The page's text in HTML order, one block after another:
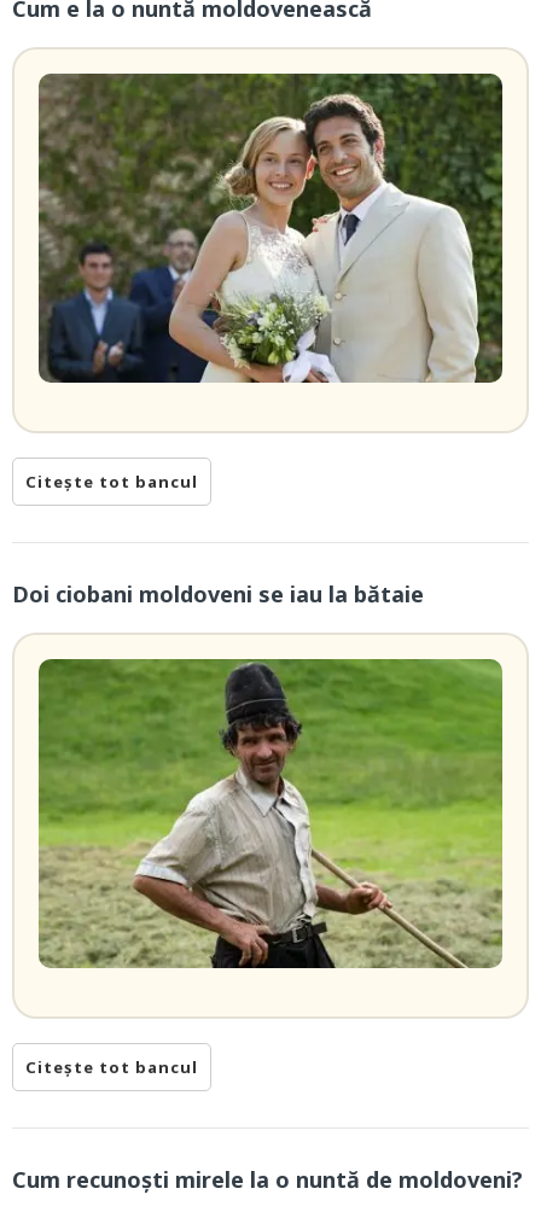
Cum e la o nuntă moldovenească
Citește tot bancul
Doi ciobani moldoveni se iau la bătaie
Citește tot bancul
Cum recunoşti mirele la o nuntă de moldoveni?